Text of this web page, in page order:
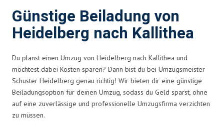
Günstige Beiladung von
Heidelberg nach Kallithea
Du planst einen Umzug von Heidelberg nach Kallithea und
möchtest dabei Kosten sparen? Dann bist du bei Umzugsmeister
Schuster Heidelberg genau richtig! Wir bieten dir eine günstige
Beiladungsoption für deinen Umzug, sodass du Geld sparst, ohne
auf eine zuverlässige und professionelle Umzugsfirma verzichten
zu müssen.